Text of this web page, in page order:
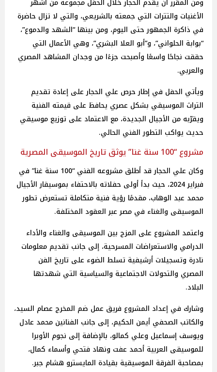
الأغنيات والتترات التي جمعته بالشريعي، والتي لا تزال حاضرة
في ذاكرة الجمهور حتى اليوم، ومن بينها “الشهد والدموع”،
“بوابة الحلواني”، و”أبو العلا البشري”، وهي الأعمال التي
حققت نجاحًا واسعًا وأصبحت جزءًا من وجدان المشاهد المصري
والعربي.
ويأتي الحفل في إطار حرص علي الحجار على إعادة تقديم
التراث الموسيقي بشكل عصري يحافظ على قيمته الفنية
ويقرّبه من الأجيال الجديدة، مع الاعتماد على توزيع موسيقي
حديث يواكب التطور الفني الحالي.
مشروع “100 سنة غنا” يوثق تاريخ الموسيقى المصرية
وكان علي الحجار قد أطلق مشروعه الفني “100 سنة غنا” في
فبراير 2024، حيث بدأ أولى حفلاته بالاحتفاء بموسيقار الأجيال
محمد عبد الوهاب، مقدمًا رؤية فنية متكاملة تستعرض تطور
الموسيقى والغناء في مصر عبر العقود المختلفة.
واعتمد المشروع على المزج بين الموسيقى والغناء والأداء
الدرامي والاستعراضات المسرحية، إلى جانب تقديم معلومات
نادرة وتسجيلات أرشيفية تسلط الضوء على تاريخ الفن
المصري والتحولات الاجتماعية والسياسية التي شهدتها
البلاد.
وشارك في إعداد المشروع فريق عمل ضم المخرج عصام السيد،
والكاتب الصحفي أيمن الحكيم، إلى جانب الفنانين محمد عادل
ويوسف إسماعيل وعلي كمالو، بالإضافة إلى نجوم الأوبرا
للموسيقى العربية أحمد عفت ونهاد فتحي وأسماء كمال،
بمصاحبة الفرقة الموسيقية بقيادة المايسترو هشام جبر.